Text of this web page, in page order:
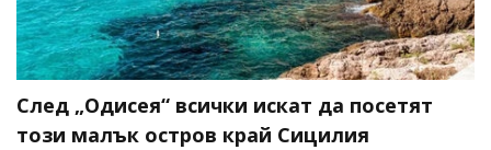
След „Одисея“ всички искат да посетят
този малък остров край Сицилия